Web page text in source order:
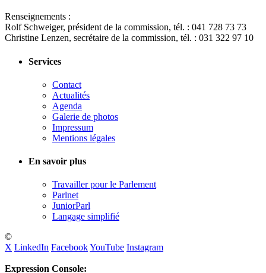
Renseignements :
Rolf Schweiger, président de la commission, tél. : 041 728 73 73
Christine Lenzen, secrétaire de la commission, tél. : 031 322 97 10
Services
Contact
Actualités
Agenda
Galerie de photos
Impressum
Mentions légales
En savoir plus
Travailler pour le Parlement
Parlnet
JuniorParl
Langage simplifié
©
X LinkedIn FacebookYouTube Instagram
Expression Console: